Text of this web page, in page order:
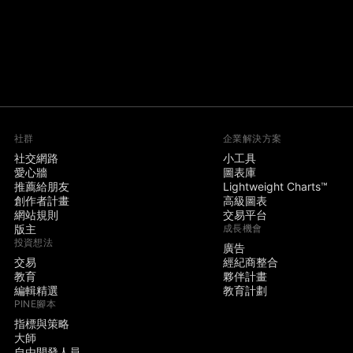
社群
社交網路
愛心牆
推薦給朋友
創作者計畫
網站規則
版主
投資想法
交易
教育
編輯精選
PINE腳本
指標與策略
大師
企業解決方案
小工具
圖表庫
Lightweight Charts™
高級圖表
交易平台
成長機會
廣告
經紀商整合
夥伴計畫
教育計劃